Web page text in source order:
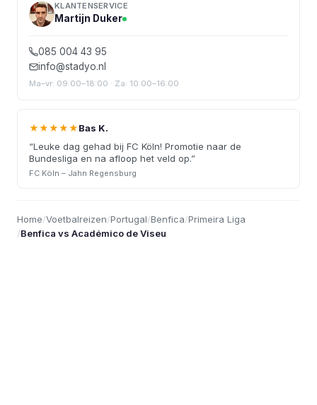
KLANTENSERVICE
Martijn Duker
085 004 43 95
info@stadyo.nl
Ma–vr: 09:00–18:00 · Za: 10:00–16:00
★★★★★Bas K.
“Leuke dag gehad bij FC Köln! Promotie naar de
Bundesliga en na afloop het veld op.”
FC Köln – Jahn Regensburg
Home/Voetbalreizen/Portugal/Benfica/Primeira Liga
/Benfica vs Académico de Viseu